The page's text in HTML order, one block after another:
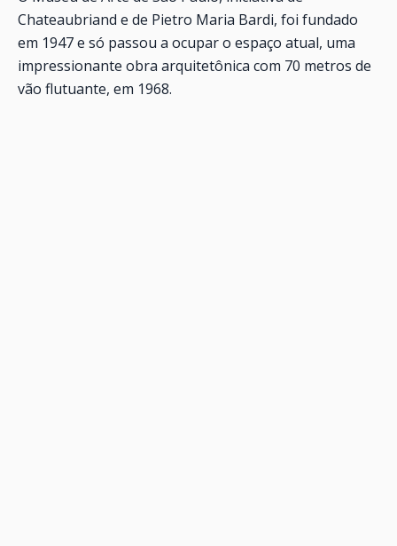
Chateaubriand e de Pietro Maria Bardi, foi fundado
em 1947 e só passou a ocupar o espaço atual, uma
impressionante obra arquitetônica com 70 metros de
vão flutuante, em 1968.